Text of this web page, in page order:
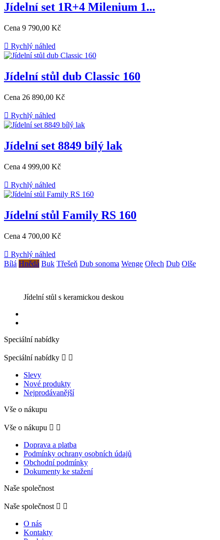
Jídelní set 1R+4 Milenium 1...
Cena 9 790,00 Kč
 Rychlý náhled
Jídelní stůl dub Classic 160
Cena 26 890,00 Kč
 Rychlý náhled
Jídelní set 8849 bílý lak
Cena 4 999,00 Kč
 Rychlý náhled
Jídelní stůl Family RS 160
Cena 4 700,00 Kč
 Rychlý náhled
Bílá Hnědá Buk Třešeň Dub sonoma Wenge Ořech Dub Olše
Jídelní stůl s keramickou deskou
Speciální nabídky
Speciální nabídky  
Slevy
Nové produkty
Nejprodávanější
Vše o nákupu
Vše o nákupu  
Doprava a platba
Podmínky ochrany osobních údajů
Obchodní podmínky
Dokumenty ke stažení
Naše společnost
Naše společnost  
O nás
Kontakty